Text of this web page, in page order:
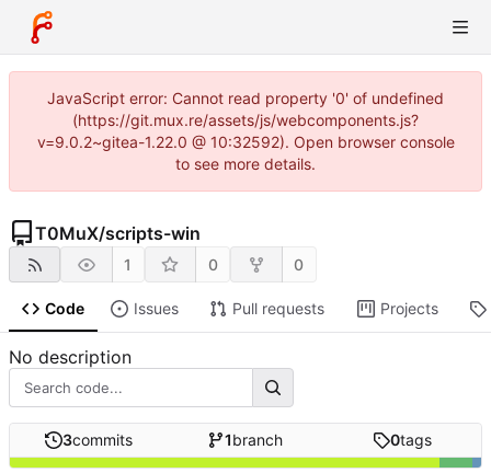
JavaScript error: Cannot read property '0' of undefined
(https://git.mux.re/assets/js/webcomponents.js?
v=9.0.2~gitea-1.22.0 @ 10:32592). Open browser console
to see more details.
T0MuX/scripts-win
1 0 0
Code Issues Pull requests Projects
No description
3commits 1branch 0tags